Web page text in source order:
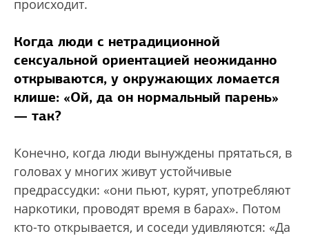
происходит.
Когда люди с нетрадиционной
сексуальной ориентацией неожиданно
открываются, у окружающих ломается
клише: «Ой, да он нормальный парень»
— так?
Конечно, когда люди вынуждены прятаться, в
головах у многих живут устойчивые
предрассудки: «они пьют, курят, употребляют
наркотики, проводят время в барах». Потом
кто-то открывается, и соседи удивляются: «Да